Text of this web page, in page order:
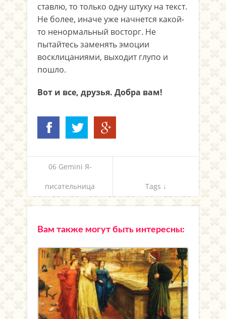
ставлю, то только одну штуку на текст.
Не более, иначе уже начнется какой-
то ненормальный восторг. Не
пытайтесь заменять эмоции
восклицаниями, выходит глупо и
пошло.
Вот и все, друзья. Добра вам!
06 Gemini Я-
писательница Tags ↓
Вам также могут быть интересны: